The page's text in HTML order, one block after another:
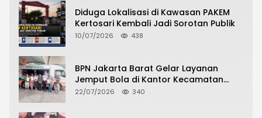
Diduga Lokalisasi di Kawasan PAKEM
Kertosari Kembali Jadi Sorotan Publik
10/07/2026 438
BPN Jakarta Barat Gelar Layanan
Jemput Bola di Kantor Kecamatan
Grogol Petamburan, Warga Antusias
22/07/2026 340